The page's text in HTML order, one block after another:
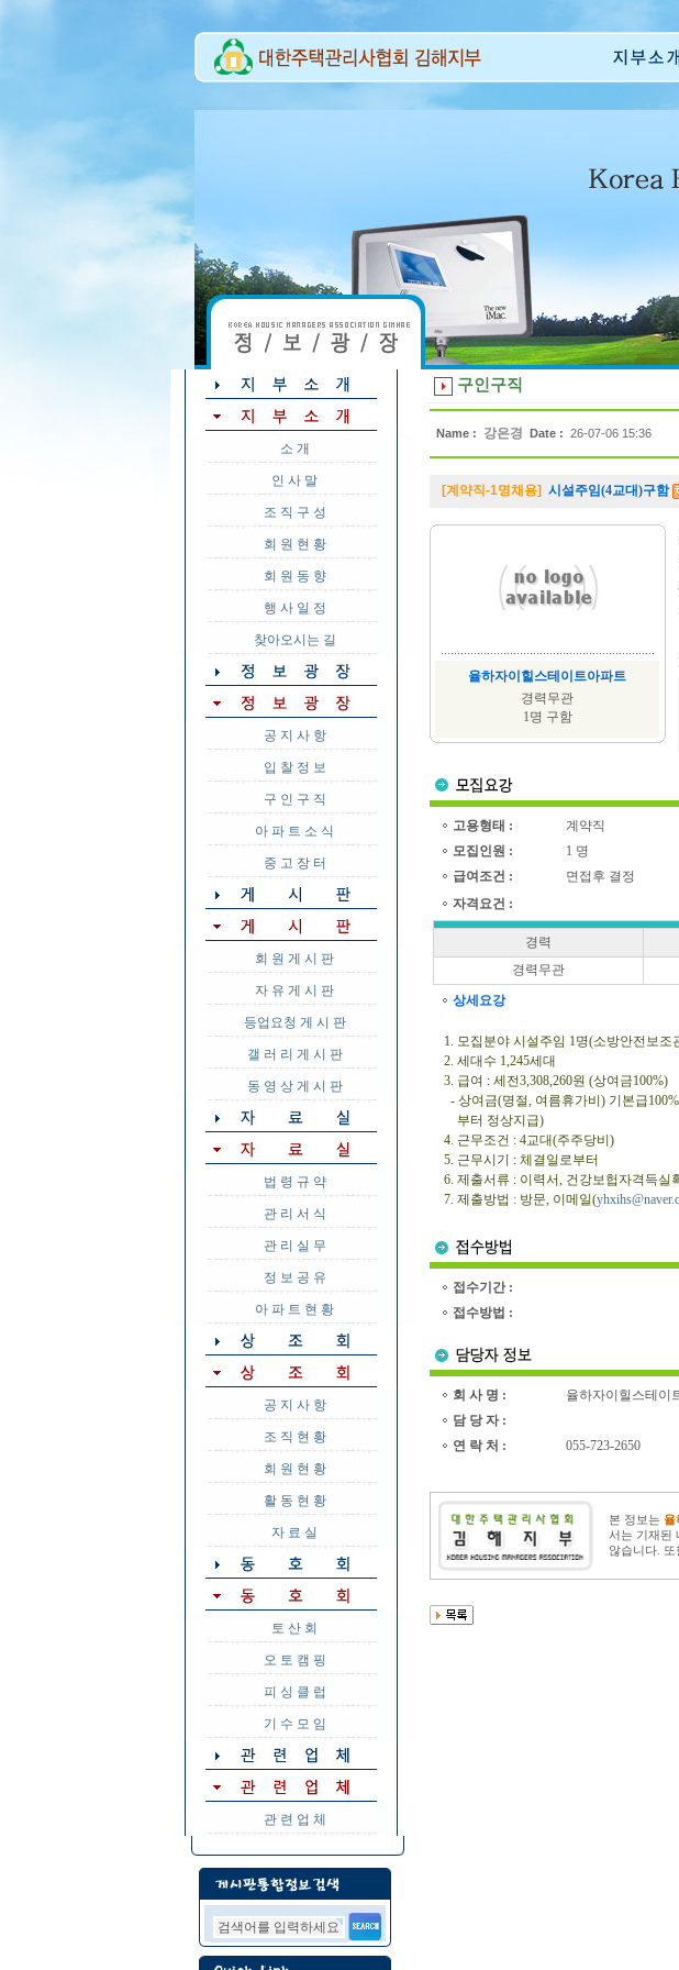
소 개
인 사 말
조 직 구 성
회 원 현 황
회 원 동 향
행 사 일 정
찾아오시는 길
공 지 사 항
입 찰 정 보
구 인 구 직
아 파 트 소 식
중 고 장 터
회 원 게 시 판
자 유 게 시 판
등업요청 게 시 판
갤 러 리 게 시 판
동 영 상 게 시 판
법 령 규 약
관 리 서 식
관 리 실 무
정 보 공 유
아 파 트 현 황
공 지 사 항
조 직 현 황
회 원 현 황
활 동 현 황
자 료 실
토 산 회
오 토 캠 핑
피 싱 클 럽
기 수 모 임
관 련 업 체
구인구직
Name : 강은경 Date : 26-07-06 15:36
[계약직-1명채용] 시설주임(4교대)구함
율하자이힐스테이트아파트
경력무관
1명 구함
고용형태 :
계약직
모집인원 :
1 명
급여조건 :
면접후 결정
자격요건 :
경력
경력무관
상세요강
1. 모집분야 시설주임 1명(소방안전보조
2. 세대수 1,245세대
3. 급여 : 세전3,308,260원 (상여금100%)
- 상여금(명절, 여름휴가비) 기본급
부터 정상지급)
4. 근무조건 : 4교대(주주당비)
5. 근무시기 : 체결일로부터
6. 제출서류 : 이력서, 건강보헙자격득실
7. 제출방법 : 방문, 이메일(
접수기간 :
접수방법 :
회 사 명 : 율하자이힐스테이
담 당 자 :
연 락 처 :
055-723-2650
본 정보는 율
서는 기재된
않습니다.